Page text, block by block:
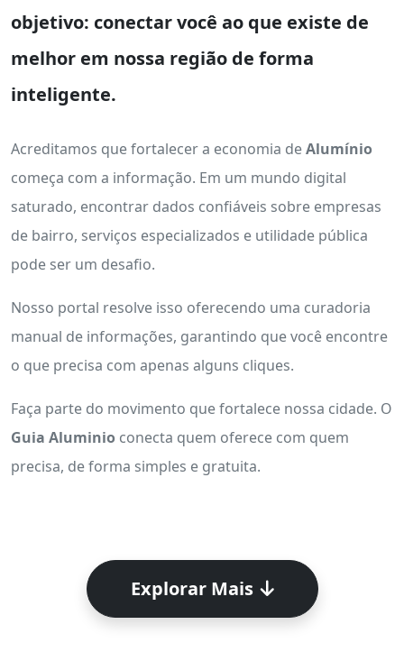
objetivo: conectar você ao que existe de
melhor em nossa região de forma
inteligente.
Acreditamos que fortalecer a economia deAlumínio
começa com a informação. Em um mundo digital
saturado, encontrar dados confiáveis sobre empresas
de bairro, serviços especializados e utilidade pública
pode ser um desafio.
Nosso portal resolve isso oferecendo uma curadoria
manual de informações, garantindo que você encontre
o que precisa com apenas alguns cliques.
Faça parte do movimento que fortalece nossa cidade. O
Guia Aluminio conecta quem oferece com quem
precisa, de forma simples e gratuita.
Explorar Mais